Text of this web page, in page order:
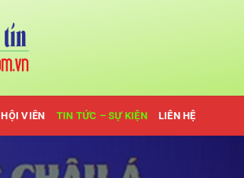
HỘI VIÊN TIN TỨC – SỰ KIỆN LIÊN HỆ